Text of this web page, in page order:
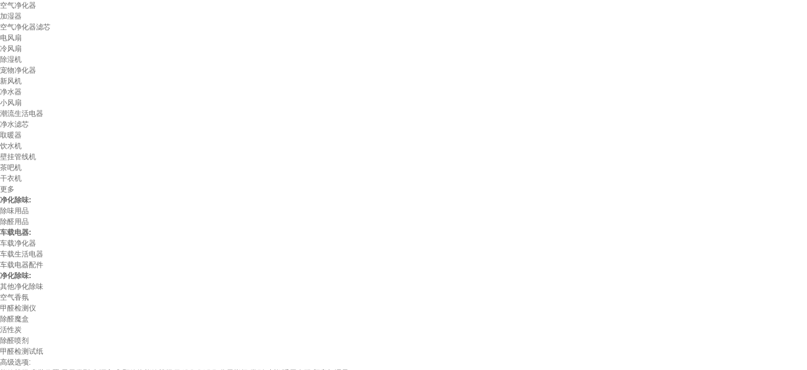
空气净化器
加湿器
空气净化器滤芯
电风扇
冷风扇
除湿机
宠物净化器
新风机
净水器
小风扇
潮流生活电器
净水滤芯
取暖器
饮水机
壁挂管线机
茶吧机
干衣机
更多
净化除味:
除味用品
除醛用品
车载电器:
车载净化器
车载生活电器
车载电器配件
净化除味:
其他净化除味
空气香氛
甲醛检测仪
除醛魔盒
活性炭
除醛喷剂
甲醛检测试纸
高级选项: